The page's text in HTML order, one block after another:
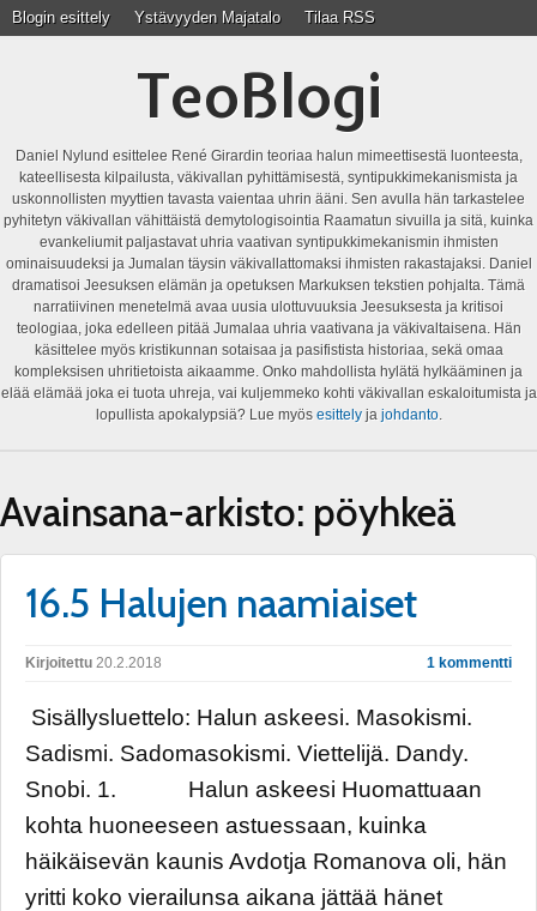
Blogin esittely Ystävyyden Majatalo Tilaa RSS
TeoBlogi
Daniel Nylund esittelee René Girardin teoriaa halun mimeettisestä luonteesta,
kateellisesta kilpailusta, väkivallan pyhittämisestä, syntipukkimekanismista ja
uskonnollisten myyttien tavasta vaientaa uhrin ääni. Sen avulla hän tarkastelee
pyhitetyn väkivallan vähittäistä demytologisointia Raamatun sivuilla ja sitä, kuinka
evankeliumit paljastavat uhria vaativan syntipukkimekanismin ihmisten
ominaisuudeksi ja Jumalan täysin väkivallattomaksi ihmisten rakastajaksi. Daniel
dramatisoi Jeesuksen elämän ja opetuksen Markuksen tekstien pohjalta. Tämä
narratiivinen menetelmä avaa uusia ulottuvuuksia Jeesuksesta ja kritisoi
teologiaa, joka edelleen pitää Jumalaa uhria vaativana ja väkivaltaisena. Hän
käsittelee myös kristikunnan sotaisaa ja pasifistista historiaa, sekä omaa
kompleksisen uhritietoista aikaamme. Onko mahdollista hylätä hylkääminen ja
elää elämää joka ei tuota uhreja, vai kuljemmeko kohti väkivallan eskaloitumista ja
lopullista apokalypsiä? Lue myös esittelyja johdanto.
Avainsana-arkisto: pöyhkeä
16.5 Halujen naamiaiset
Kirjoitettu 20.2.2018 1 kommentti
Sisällysluettelo: Halun askeesi. Masokismi.
Sadismi. Sadomasokismi. Viettelijä. Dandy.
Snobi. 1. Halun askeesi Huomattuaan
kohta huoneeseen astuessaan, kuinka
häikäisevän kaunis Avdotja Romanova oli, hän
yritti koko vierailunsa aikana jättää hänet